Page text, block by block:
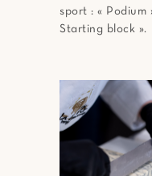
sport : « Podium
Starting block ».